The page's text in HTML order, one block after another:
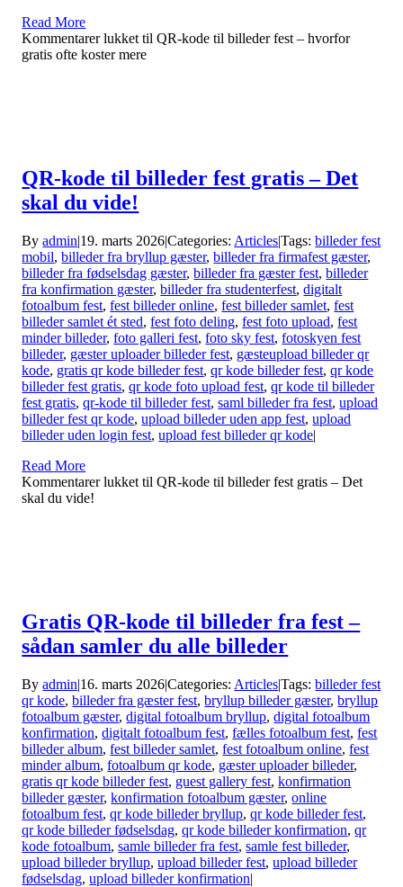
Read More
Kommentarer lukket til QR-kode til billeder fest – hvorfor
gratis ofte koster mere
QR-kode til billeder fest gratis – Det
skal du vide!
Byadmin|19. marts 2026|Categories: Articles|Tags:billeder fest
mobil,billeder fra bryllup gæster,billeder fra firmafest gæster,
billeder fra fødselsdag gæster,billeder fra gæster fest,billeder
fra konfirmation gæster,billeder fra studenterfest,digitalt
fotoalbum fest,fest billeder online,fest billeder samlet,fest
billeder samlet ét sted,fest foto deling,fest foto upload,fest
minder billeder,foto galleri fest,foto sky fest,fotoskyen fest
billeder, gæster uploader billeder fest, gæsteupload billeder qr
kode, gratis qr kode billeder fest,qr kode billeder fest,qr kode
billeder fest gratis,qr kode foto upload fest,qr kode til billeder
fest gratis,qr-kode til billeder fest,saml billeder fra fest,upload
billeder fest qr kode,upload billeder uden app fest,upload
billeder uden login fest,upload fest billeder qr kode|
Read More
Kommentarer lukket til QR-kode til billeder fest gratis – Det
skal du vide!
Gratis QR-kode til billeder fra fest –
sådan samler du alle billeder
Byadmin|16. marts 2026|Categories: Articles|Tags:billeder fest
qr kode,billeder fra gæster fest,bryllup billeder gæster,bryllup
fotoalbum gæster,digital fotoalbum bryllup,digital fotoalbum
konfirmation,digitalt fotoalbum fest,fælles fotoalbum fest,fest
billeder album,fest billeder samlet,fest fotoalbum online,fest
minder album,fotoalbum qr kode, gæster uploader billeder,
gratis qr kode billeder fest, guest gallery fest,konfirmation
billeder gæster,konfirmation fotoalbum gæster,online
fotoalbum fest,qr kode billeder bryllup,qr kode billeder fest,
qr kode billeder fødselsdag,qr kode billeder konfirmation,qr
kode fotoalbum,samle billeder fra fest,samle fest billeder,
upload billeder bryllup,upload billeder fest,upload billeder
fødselsdag,upload billeder konfirmation|